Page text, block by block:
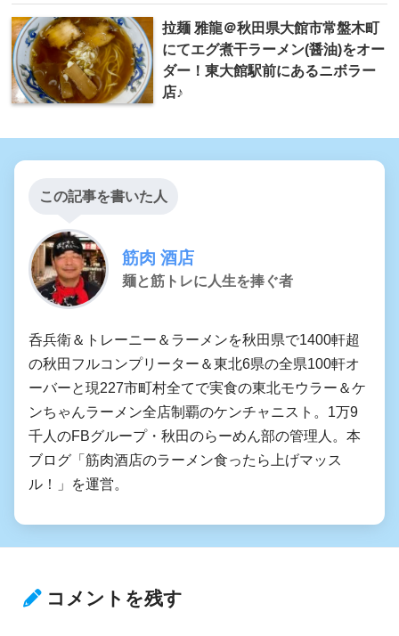
拉麺 雅龍＠秋田県大館市常盤木町
にてエグ煮干ラーメン(醤油)をオー
ダー！東大館駅前にあるニボラー
店♪
この記事を書いた人
筋肉 酒店
麺と筋トレに人生を捧ぐ者
呑兵衛＆トレーニー＆ラーメンを秋田県で1400軒超
の秋田フルコンプリーター＆東北6県の全県100軒オ
ーバーと現227市町村全てで実食の東北モウラー＆ケ
ンちゃんラーメン全店制覇のケンチャニスト。1万9
千人のFBグループ・秋田のらーめん部の管理人。本
ブログ「筋肉酒店のラーメン食ったら上げマッス
ル！」を運営。
コメントを残す